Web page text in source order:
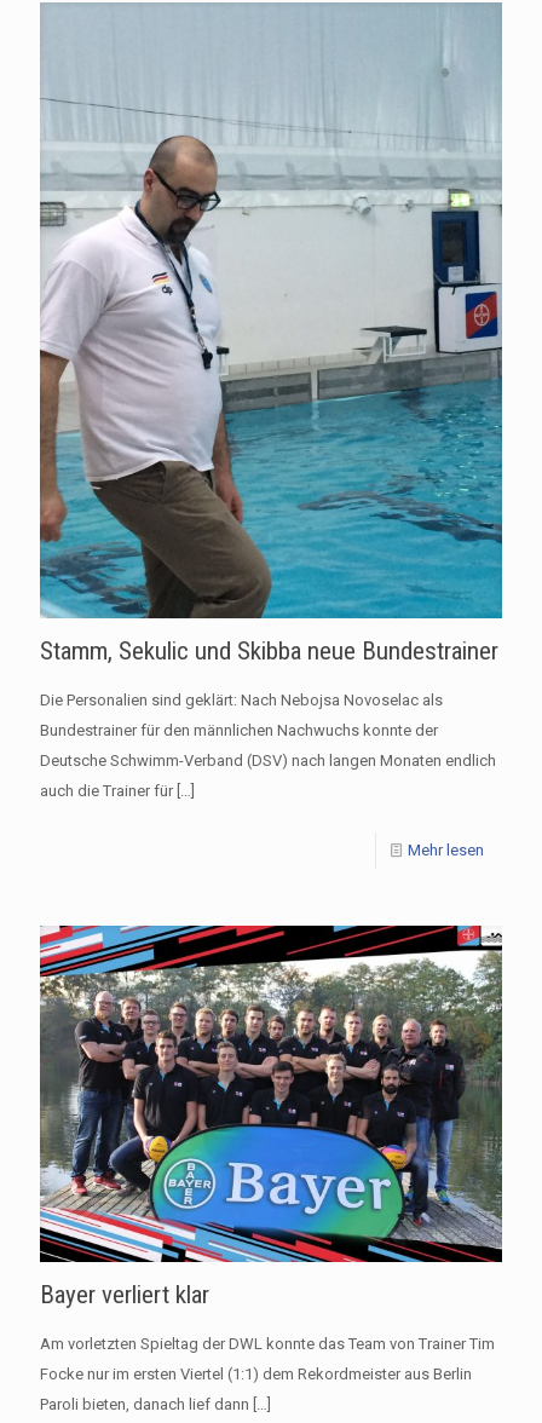
Stamm, Sekulic und Skibba neue Bundestrainer
Die Personalien sind geklärt: Nach Nebojsa Novoselac als
Bundestrainer für den männlichen Nachwuchs konnte der
Deutsche Schwimm-Verband (DSV) nach langen Monaten endlich
auch die Trainer für[…]
Mehr lesen
Bayer verliert klar
Am vorletzten Spieltag der DWL konnte das Team von Trainer Tim
Focke nur im ersten Viertel (1:1) dem Rekordmeister aus Berlin
Paroli bieten, danach lief dann […]